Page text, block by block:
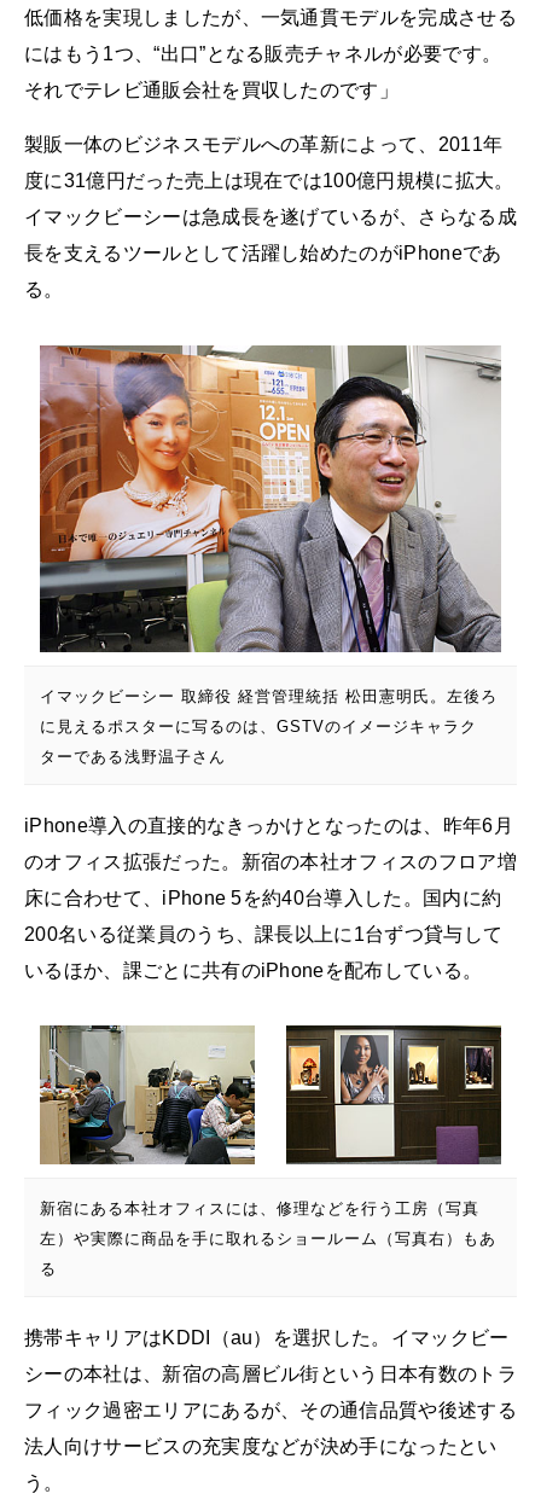
低価格を実現しましたが、一気通貫モデルを完成させる
にはもう1つ、“出口”となる販売チャネルが必要です。
それでテレビ通販会社を買収したのです」
製販一体のビジネスモデルへの革新によって、2011年
度に31億円だった売上は現在では100億円規模に拡大。
イマックビーシーは急成長を遂げているが、さらなる成
長を支えるツールとして活躍し始めたのがiPhoneであ
る。
イマックビーシー 取締役 経営管理統括 松田憲明氏。左後ろ
に見えるポスターに写るのは、GSTVのイメージキャラク
ターである浅野温子さん
iPhone導入の直接的なきっかけとなったのは、昨年6月
のオフィス拡張だった。新宿の本社オフィスのフロア増
床に合わせて、iPhone 5を約40台導入した。国内に約
200名いる従業員のうち、課長以上に1台ずつ貸与して
いるほか、課ごとに共有のiPhoneを配布している。
新宿にある本社オフィスには、修理などを行う工房（写真
左）や実際に商品を手に取れるショールーム（写真右）もあ
る
携帯キャリアはKDDI（au）を選択した。イマックビー
シーの本社は、新宿の高層ビル街という日本有数のトラ
フィック過密エリアにあるが、その通信品質や後述する
法人向けサービスの充実度などが決め手になったとい
う。